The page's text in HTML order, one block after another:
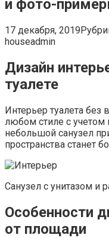
и фото-
17 декабря, 2019
houseadmin
Дизайн
туалете
Интерьер туалета
любом стиле с
небольшой санузел
пространства станет
Санузел с унитазом и
Особенности
от площади